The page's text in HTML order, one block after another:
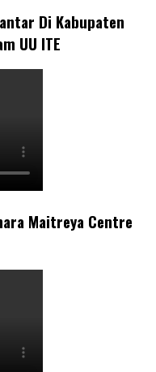
Di Kabupaten
UU ITE
Maitreya Centre